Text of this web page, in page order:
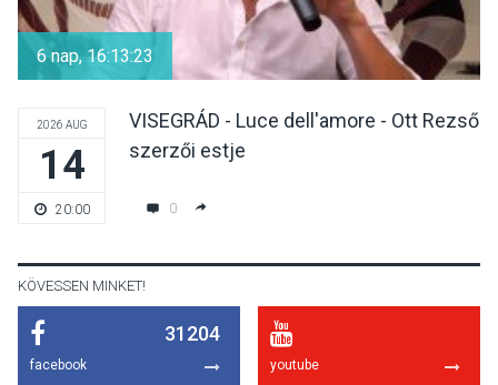
Különleges csillagles lesz
Tahitótfaluban a Bodor
Majorban
KULTÚRA
6 nap, 16:13:23
2026 AUG
14
20:00
VISEGRÁD - Luce dell'amore - Ott Rezső
szerzői estje
0
KÖVESSEN MINKET!
31204
facebook youtube